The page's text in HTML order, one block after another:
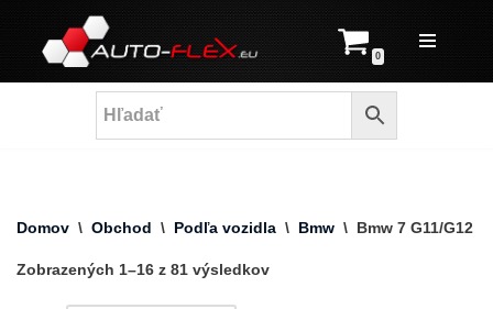
Prejsť
na
0
Domov \ Obchod \ Podľa vozidla \ Bmw \ Bmw 7 G11/G12
Zobrazených 1–16 z 81 výsledkov